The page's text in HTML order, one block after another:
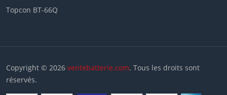
Topcon BT-66Q
Copyright © 2026 ventebatterie.com. Tous les droits sont
réservés.